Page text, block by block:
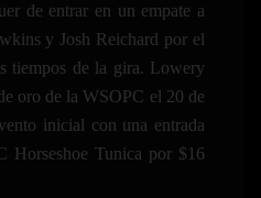
de entrar en un empate a
y Josh Reichard por el
tiempos de la gira. Lowery
oro de la WSOPC el 20 de
inicial con una entrada
Horseshoe Tunica por $16